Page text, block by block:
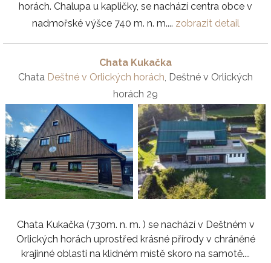
horách. Chalupa u kapličky, se nachází centra obce v
nadmořské výšce 740 m. n. m.... zobrazit detail
Chata Kukačka
Chata Deštné v Orlických horách, Deštné v Orlických
horách 29
Chata Kukačka (730m. n. m. ) se nachází v Deštném v
Orlických horách uprostřed krásné přírody v chráněné
krajinné oblasti na klidném místě skoro na samotě....